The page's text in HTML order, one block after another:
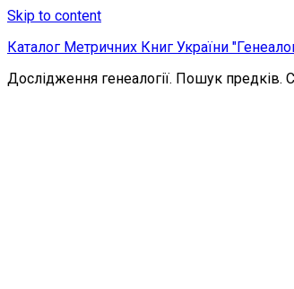
Skip to content
Каталог Метричних Книг України
Дослідження генеалогії. Пошук предків.